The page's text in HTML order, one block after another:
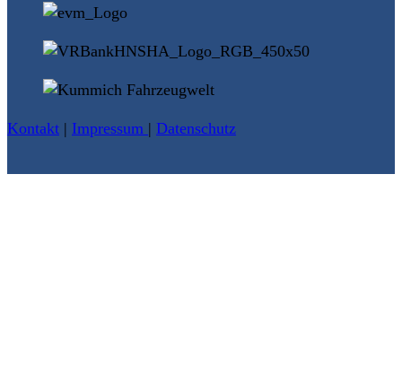
Kontakt | Impressum | Datenschutz